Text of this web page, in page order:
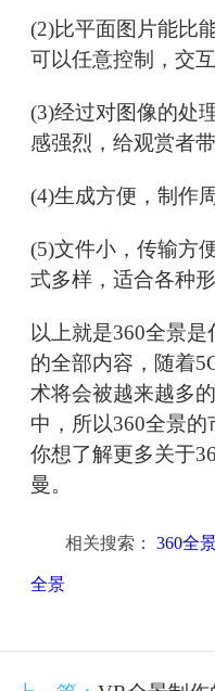
(2)比平面图片能比
可以任意控制，交互
(3)经过对图像的处
感强烈，给观赏者
(4)生成方便，制作
(5)文件小，传输方
式多样，适合各种
以上就是360全景是
的全部内容，随着
术将会被越来越多
中，所以360全景
你想了解更多关于
曼。
相关搜索： 360全
全景